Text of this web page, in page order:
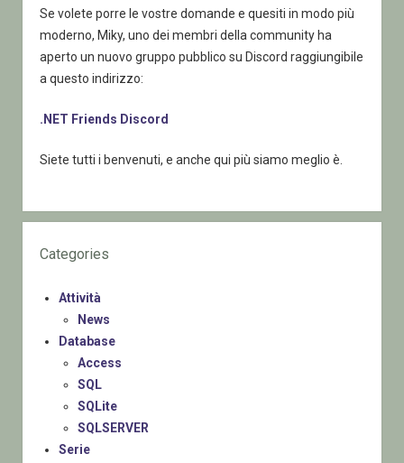
una
combobox
Se volete porre le vostre domande e quesiti in modo più
moderno, Miky, uno dei membri della community ha
aperto un nuovo gruppo pubblico su Discord raggiungibile
a questo indirizzo:
.NET Friends Discord
Siete tutti i benvenuti, e anche qui più siamo meglio è.
Categories
Attività
News
Database
Access
SQL
SQLite
SQLSERVER
Serie